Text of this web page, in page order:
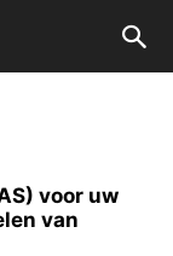
voor uw
van